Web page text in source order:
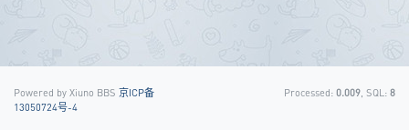
Powered by Xiuno BBS 京ICP备
13050724号-4
Processed: 0.009 , SQL: 8